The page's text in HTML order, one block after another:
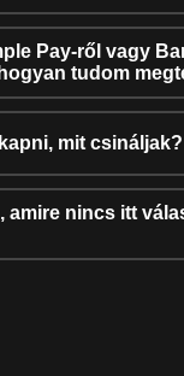
Pay-ről vagy
tudom
mit csináljak?
amire nincs itt